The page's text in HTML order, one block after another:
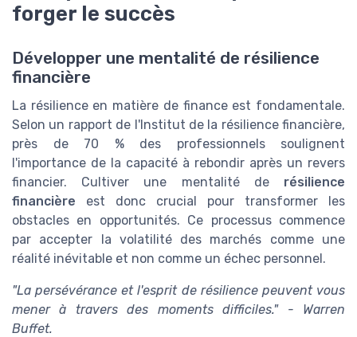
forger le succès
Développer une mentalité de résilience
financière
La résilience en matière de finance est fondamentale.
Selon un rapport de l'Institut de la résilience financière,
près de 70 % des professionnels soulignent
l'importance de la capacité à rebondir après un revers
financier. Cultiver une mentalité de résilience
financière est donc crucial pour transformer les
obstacles en opportunités. Ce processus commence
par accepter la volatilité des marchés comme une
réalité inévitable et non comme un échec personnel.
"La persévérance et l'esprit de résilience peuvent vous
mener à travers des moments difficiles." - Warren
Buffet.